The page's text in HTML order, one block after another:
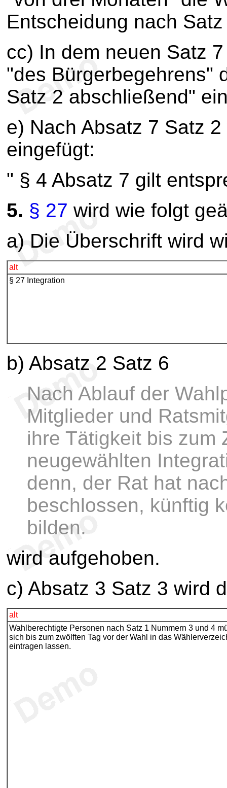
Entscheidung nach
cc) In dem neuen Satz
"des Bürgerbegehrens"
Satz 2 abschließend"
e) Nach Absatz 7 Satz
eingefügt:
" § 4 Absatz 7 gilt
5. § 27 wird wie folgt
a) Die Überschrift wird
alt
§ 27 Integration
b) Absatz 2 Satz 6
Nach Ablauf der
Mitglieder und
ihre Tätigkeit bis zum
neugewählten
denn, der Rat hat
beschlossen, künftig
bilden.
wird aufgehoben.
c) Absatz 3 Satz 3 wird
alt
Wahlberechtigte Personen nach Satz 1 Nummern 3 und 4
sich bis zum zwölften Tag vor der Wahl in das
eintragen lassen.